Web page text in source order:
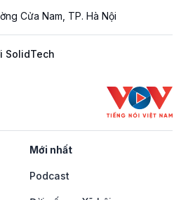
Cửa Nam, TP. Hà Nội
SolidTech
Mới nhất
Podcast